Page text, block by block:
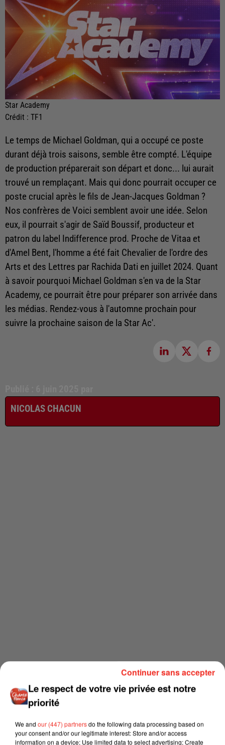
Star Academy
Crédit : TF1
Le temps de Michael Goldman, qui a occupé ce poste
durant déjà trois saisons, semble être compté. L'équipe
de production préparerait son départ et donc... lui aurait
trouvé un remplaçant. Mais qui donc pourrait occuper ce
poste crucial après le fils de Jean-Jacques Goldman ?
Nos confrères de Voici semblent avoir une idée. Selon
eux, il pourrait s'agir de Saïd Boussif, producteur et
patron du label Indifference prod. Proche de Vitaa et
d'Amel Bent, l'homme a été fait Chevalier de l'ordre des
Arts et des Lettres par Rachida Dati en juillet 2024. Quant
à savoir pourquoi Michael Goldman s'en va de la Star
Academy, ce pourrait être pour préparer son arrivée dans
les médias. Rendez-vous à l'automne prochain pour
suivre la prochaine saison de la Star Ac'.
NICOLAS CHACUN
Le respect de votre vie privée est notre
priorité
We and our (447) partnersdo the following data processing based on
your consent and/or our legitimate interest: Store and/or access
information on a device; Use limited data to select advertising; Create
Continuer sans accepter